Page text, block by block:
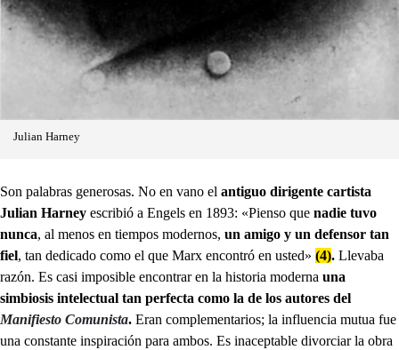
Julian Harney
Son palabras generosas. No en vano el antiguo dirigente cartista
Julian Harney escribió a Engels en 1893: «Pienso que nadie tuvo
nunca, al menos en tiempos modernos, un amigo y un defensor tan
fiel, tan dedicado como el que Marx encontró en usted» (4). Llevaba
razón. Es casi imposible encontrar en la historia moderna una
simbiosis intelectual tan perfecta como la de los autores del
Manifiesto Comunista. Eran complementarios; la influencia mutua fue
una constante inspiración para ambos. Es inaceptable divorciar la obra